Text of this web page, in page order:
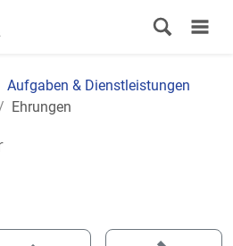
Aufgaben & Dienstleistungen
Ehrungen